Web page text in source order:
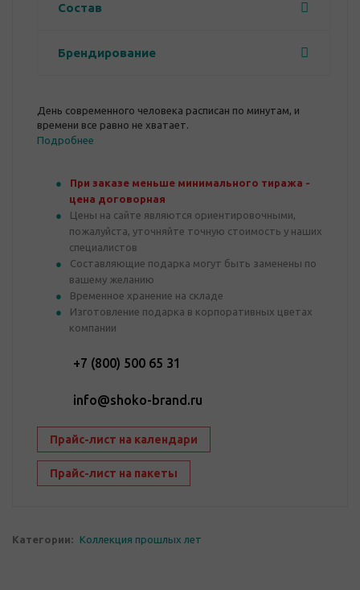
Состав
Брендирование
День современного человека расписан по минутам, и
времени все равно не хватает.
Подробнее
При заказе меньше минимального тиража -
цена договорная
Цены на сайте являются ориентировочными,
пожалуйста, уточняйте точную стоимость у наших
специалистов
Составляющие подарка могут быть заменены по
вашему желанию
Временное хранение на складе
Изготовление подарка в корпоративных цветах
компании
+7 (800) 500 65 31
info@shoko-brand.ru
Прайс-лист на календари
Прайс-лист на пакеты
Категории: Коллекция прошлых лет